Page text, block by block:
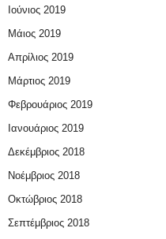
Ιούνιος 2019
Μάιος 2019
Απρίλιος 2019
Μάρτιος 2019
Φεβρουάριος 2019
Ιανουάριος 2019
Δεκέμβριος 2018
Νοέμβριος 2018
Οκτώβριος 2018
Σεπτέμβριος 2018